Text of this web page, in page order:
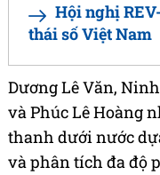
Hội nghị
thái số Việt Nam
Dương Lê Văn,
và Phúc Lê Hoàng
thanh dưới nước
và phân tích đa độ